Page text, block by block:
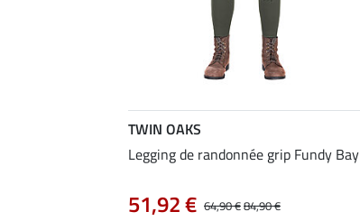
TWIN OAKS
Legging de randonnée grip Fundy Bay
64,90 €84,90 €
51,92 €